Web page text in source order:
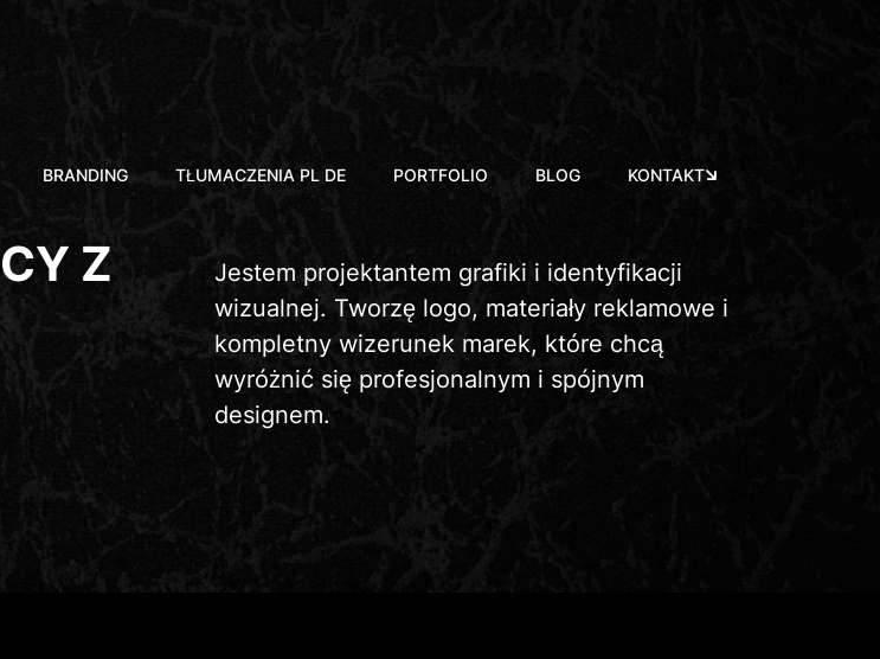
BRANDING TŁUMACZENIA PL DE PORTFOLIO BLOG KONTAKT
CY Z
Jestem projektantem grafiki i identyfikacji
wizualnej. Tworzę logo, materiały reklamowe i
kompletny wizerunek marek, które chcą
wyróżnić się profesjonalnym i spójnym
designem.